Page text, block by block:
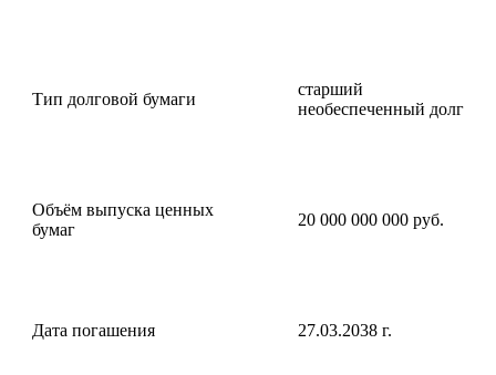
Тип долговой бумаги
старший
необеспеченный долг
Объём выпуска ценных
бумаг
20 000 000 000 руб.
Дата погашения 27.03.2038 г.